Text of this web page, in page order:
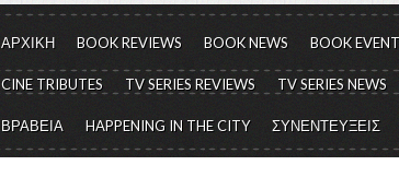
ΑΡΧΙΚΗ BOOK REVIEWS BOOK NEWS BOOK
CINE TRIBUTES TV SERIES REVIEWS TV SERIES NEWS
ΒΡΑΒΕΙΑ HAPPENING IN THE CITY ΣΥΝΕΝΤΕΥΞΕΙΣ